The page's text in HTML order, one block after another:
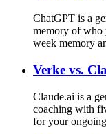
ChatGPT is a
memory of who
week memory
Verke vs.
Claude.ai is a
coaching with
for your